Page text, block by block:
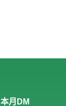
本月DM